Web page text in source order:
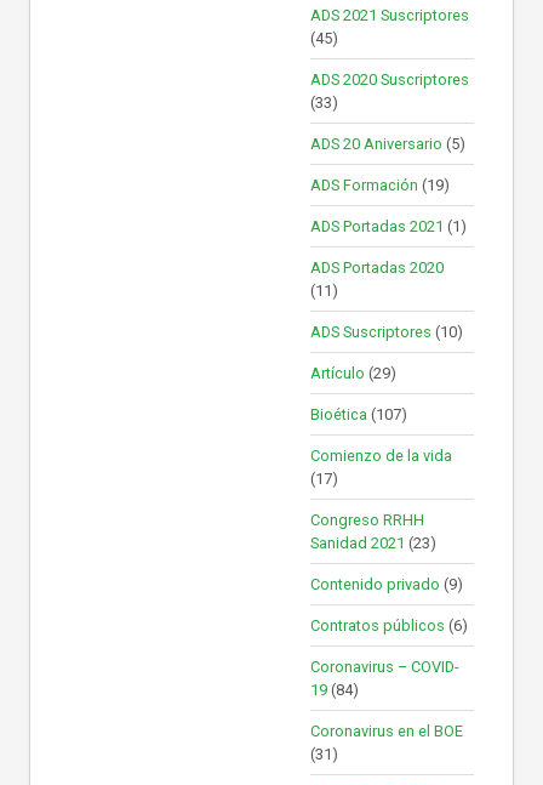
ADS 2021 Suscriptores
(45)
ADS 2020 Suscriptores
(33)
ADS 20 Aniversario (5)
ADS Formación (19)
ADS Portadas 2021 (1)
ADS Portadas 2020
(11)
ADS Suscriptores (10)
Artículo (29)
Bioética (107)
Comienzo de la vida
(17)
Congreso RRHH
Sanidad 2021 (23)
Contenido privado (9)
Contratos públicos (6)
Coronavirus – COVID-
19 (84)
Coronavirus en el BOE
(31)